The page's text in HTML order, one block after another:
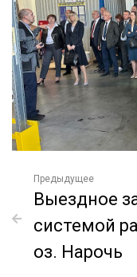
Предыдущее
Выездное
системой
оз. Нарочь